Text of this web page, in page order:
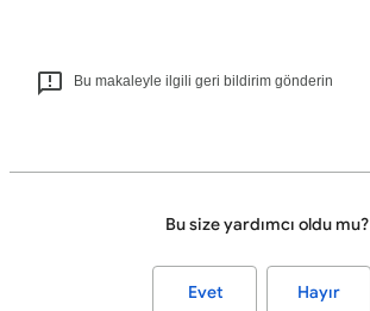
Bu makaleyle ilgili geri bildirim gönderin
Bu size yardımcı oldu mu?
Evet Hayır